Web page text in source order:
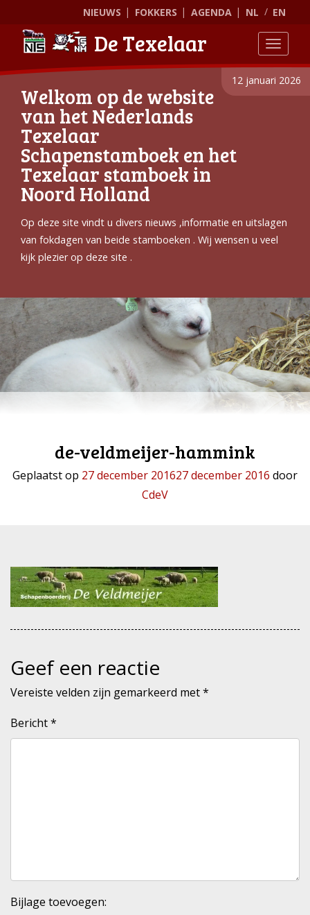
NIEUWS FOKKERS AGENDA NL EN
De Texelaar
12 januari 2026
Welkom op de website
van het Nederlands
Texelaar
Schapenstamboek en het
Texelaar stamboek in
Noord Holland
Op deze site vindt u divers nieuws ,informatie en uitslagen
van fokdagen van beide stamboeken . Wij wensen u veel
kijk plezier op deze site .
de-veldmeijer-hammink
Geplaatst op 27 december 201627 december 2016 door
CdeV
Geef een reactie
Vereiste velden zijn gemarkeerd met*
Bericht*
Bijlage toevoegen: